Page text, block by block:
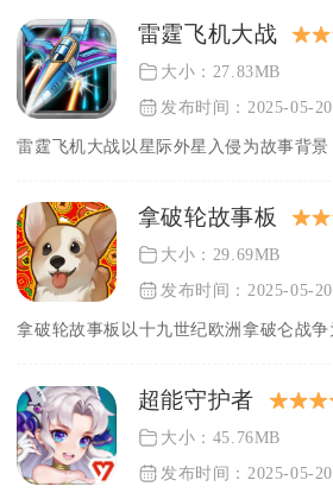
雷霆飞机大战
大小：27.83MB
发布时间：2025-05-20
拿破轮故事板
大小：29.69MB
发布时间：2025-05-20
超能守护者
大小：45.76MB
发布时间：2025-05-20